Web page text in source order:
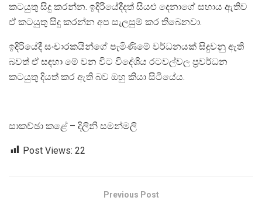
කටයුතු සිදු කරන්න. ඉදිරියේදීදත් සියළු දෙනාගේ සහාය ඇතිව
ඒ කටයුතු සිදු කරන්න අප සැලසුම් කර තිබෙනවා.
ඉදිරියේදී සංචාරකයින්ගේ පැමිණිමේ වර්ධනයක් සිදුවනු ඇති
බවත් ඒ සඳහා මේ වන විට විදේශිය රටවල්වල ප්‍රවර්ධන
කටයුතු දියත් කර ඇති බව ඔහු කියා සිටියේය.
සාකච්ඡා කළේ – දිලිනි සමන්මලි
Post Views: 22
Previous Post